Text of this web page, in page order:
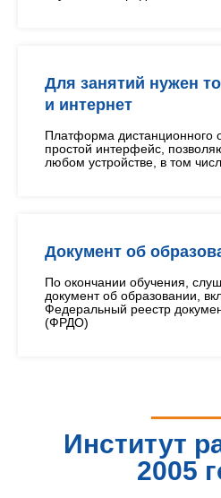
Для занятий нужен
и интернет
Платформа дистанционного
простой интерфейс,
любом устройстве, в том
Документ об
По окончании обучения,
документ об образовании,
Федеральный реестр
(ФРДО)
Институт
2005